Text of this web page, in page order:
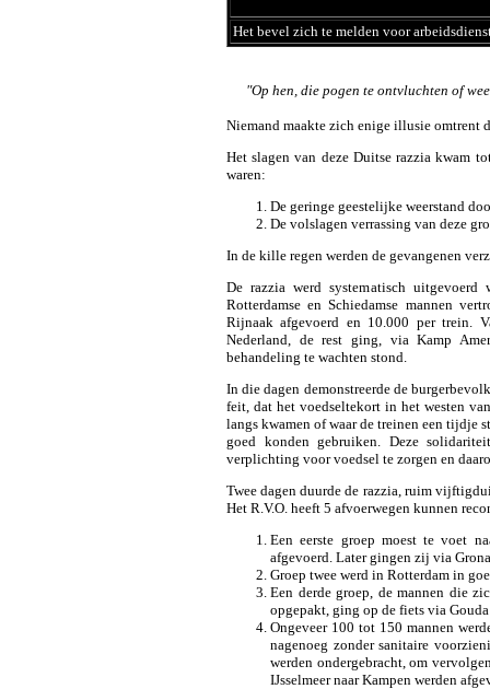
Het bevel zich te melden voor
"Op hen, die pogen te ontvluchten of
Niemand maakte zich enige illusie omtrent
Het slagen van deze Duitse razzia kwam
waren:
De geringe geestelijke weerstand
De volslagen verrassing van deze
In de kille regen werden de gevangenen
De razzia werd systematisch uitgevoerd
Rotterdamse en Schiedamse mannen
Rijnaak afgevoerd en 10.000 per trein.
Nederland, de rest ging, via Kamp
behandeling te wachten stond.
In die dagen demonstreerde de
feit, dat het voedseltekort in het westen
langs kwamen of waar de treinen een tijdje
goed konden gebruiken. Deze
verplichting voor voedsel te zorgen en
Twee dagen duurde de razzia, ruim
Het R.V.O. heeft 5 afvoerwegen kunnen
Een eerste groep moest te voet
afgevoerd. Later gingen zij via
Groep twee werd in Rotterdam in
Een derde groep, de mannen die
opgepakt, ging op de fiets via
Ongeveer 100 tot 150 mannen
nagenoeg zonder sanitaire
werden ondergebracht, om
IJsselmeer naar Kampen werden